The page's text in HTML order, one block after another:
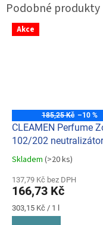
Akce
185,25 Kč –10 %
CLEAMEN Perfume
102/202 neutralizátor
zápachu, osvěžovač
Zephyr air 550ml
Průměrné
produktu
je
5,0
z
Skladem (>20 ks)
137,79 Kč bez DPH
166,73 Kč
Měrná
cena:
303,15 Kč / 1 l